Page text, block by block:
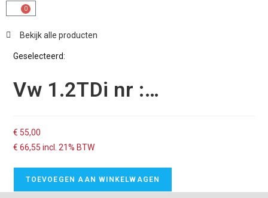
0
Bekijk alle producten
Geselecteerd:
Vw 1.2TDi nr :…
€ 55,00
€ 66,55 incl. 21% BTW
TOEVOEGEN AAN WINKELWAGEN